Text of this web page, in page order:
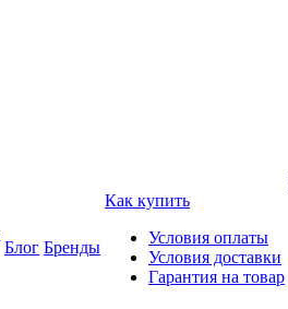
Блог Бренды
Как купить
Условия оплаты
Условия доставки
Гарантия на товар